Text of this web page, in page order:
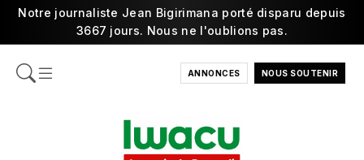
Notre journaliste Jean Bigirimana porté disparu depuis
3667 jours. Nous ne l'oublions pas.
ANNONCES NOUS SOUTENIR